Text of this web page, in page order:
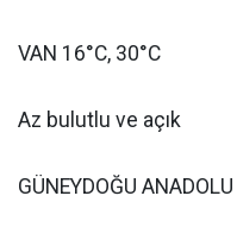
VAN 16°C, 30°C
Az bulutlu ve açık
GÜNEYDOĞU ANADOLU